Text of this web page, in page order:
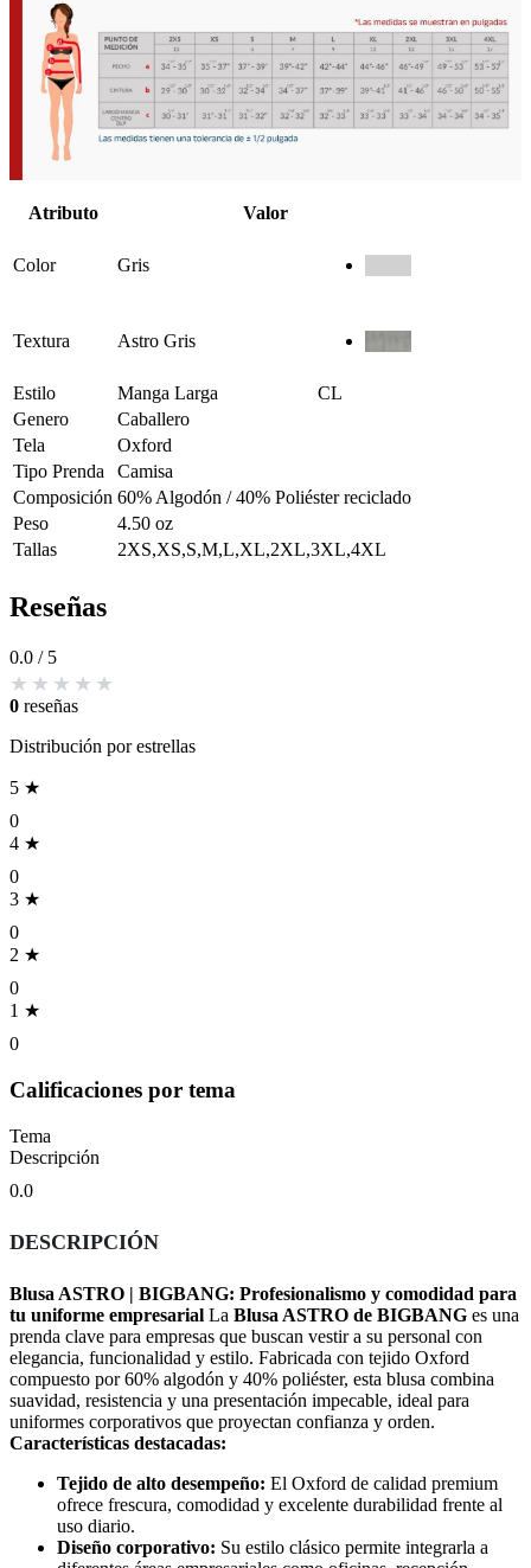
Atributo Valor
Color Gris
Textura Astro Gris
Estilo Manga Larga
CL
Genero
Caballero
Tela
Oxford
Tipo Prenda
Camisa
Composición 60% Algodón / 40% Poliéster reciclado
Peso
4.50 oz
Tallas
2XS,XS,S,M,L,XL,2XL,3XL,4XL
Reseñas
0.0 / 5
0 reseñas
Distribución por estrellas
5 ★
0
4 ★
0
3 ★
0
2 ★
0
1 ★
0
Calificaciones por tema
Tema
Descripción
0.0
DESCRIPCIÓN
Blusa ASTRO | BIGBANG: Profesionalismo y comodidad para
tu uniforme empresarial La Blusa ASTRO de BIGBANG es una
prenda clave para empresas que buscan vestir a su personal con
elegancia, funcionalidad y estilo. Fabricada con tejido Oxford
compuesto por 60% algodón y 40% poliéster, esta blusa combina
suavidad, resistencia y una presentación impecable, ideal para
uniformes corporativos que proyectan confianza y orden.
Características destacadas:
Tejido de alto desempeño: El Oxford de calidad premium
ofrece frescura, comodidad y excelente durabilidad frente al
uso diario.
Diseño corporativo: Su estilo clásico permite integrarla a